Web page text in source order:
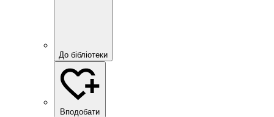
До бібліотеки
Вподобати